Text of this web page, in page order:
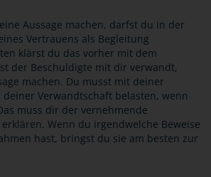
Aussage machen, darfst du in der
Vertrauens als Begleitung
klärst du das vorher mit dem
der Beschuldigte mit dir verwandt,
machen. Du musst mit deiner
Verwandtschaft belasten, wenn
muss dir der vernehmende
Wenn du irgendwelche Beweise
hast, bringst du sie am besten zur